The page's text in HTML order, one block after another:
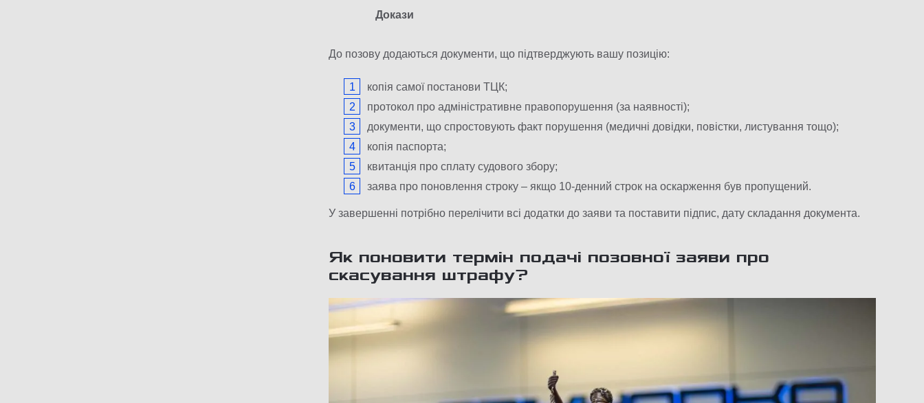
Докази
До позову додаються документи, що підтверджують вашу позицію:
копія самої постанови ТЦК;
протокол про адміністративне правопорушення (за наявності);
документи, що спростовують факт порушення (медичні довідки, повістки, листування тощо);
копія паспорта;
квитанція про сплату судового збору;
заява про поновлення строку – якщо 10-денний строк на оскарження був пропущений.
У завершенні потрібно перелічити всі додатки до заяви та поставити підпис, дату складання документа.
Як поновити термін подачі позовної заяви про
скасування штрафу?